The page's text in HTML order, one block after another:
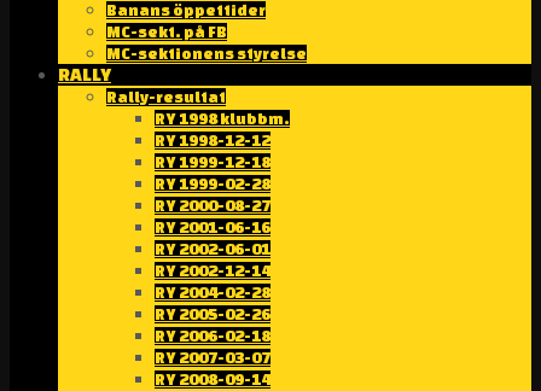
Banans öppettider
MC-sekt. på FB
MC-sektionens styrelse
RALLY
Rally-resultat
RY 1998 klubbm.
RY 1998-12-12
RY 1999-12-18
RY 1999-02-28
RY 2000-08-27
RY 2001-06-16
RY 2002-06-01
RY 2002-12-14
RY 2004-02-28
RY 2005-02-26
RY 2006-02-18
RY 2007-03-07
RY 2008-09-14